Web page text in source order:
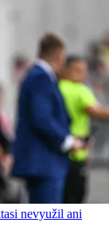
nevyužil ani